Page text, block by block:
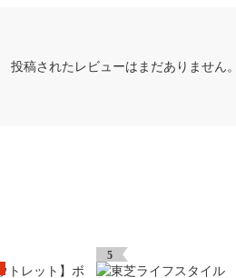
投稿されたレビューはまだありません。
5